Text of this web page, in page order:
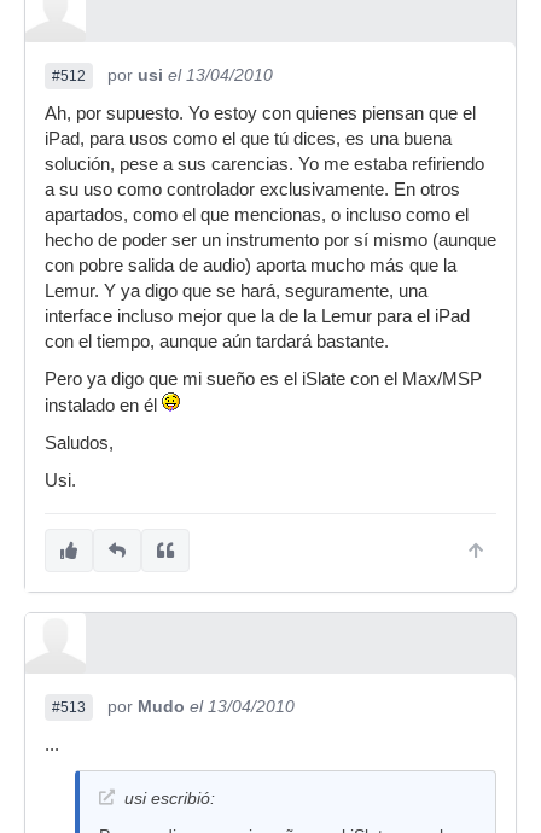
#512 por usi el 13/04/2010
Ah, por supuesto. Yo estoy con quienes piensan que el
iPad, para usos como el que tú dices, es una buena
solución, pese a sus carencias. Yo me estaba refiriendo
a su uso como controlador exclusivamente. En otros
apartados, como el que mencionas, o incluso como el
hecho de poder ser un instrumento por sí mismo (aunque
con pobre salida de audio) aporta mucho más que la
Lemur. Y ya digo que se hará, seguramente, una
interface incluso mejor que la de la Lemur para el iPad
con el tiempo, aunque aún tardará bastante.
Pero ya digo que mi sueño es el iSlate con el Max/MSP
instalado en él
Saludos,
Usi.
#513 por Mudo el 13/04/2010
...
usi escribió: